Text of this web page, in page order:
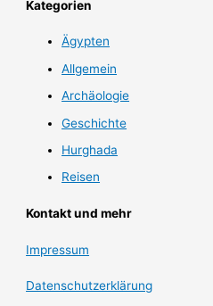
Kategorien
Ägypten
Allgemein
Archäologie
Geschichte
Hurghada
Reisen
Kontakt und mehr
Impressum
Datenschutzerklärung